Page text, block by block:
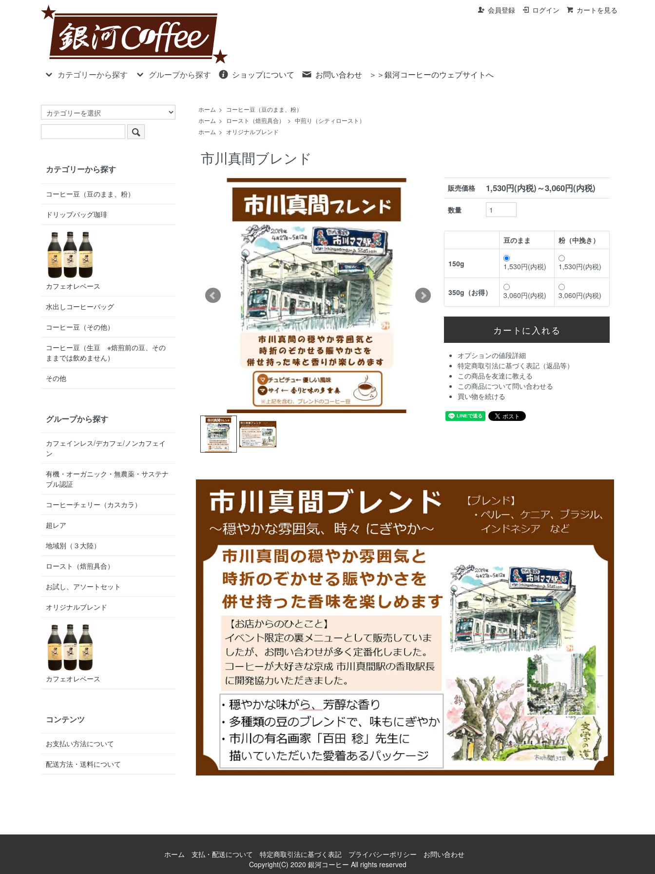
会員登録 ログイン カートを見る
カテゴリーから探す グループから探す ショップについて お問い合わせ ＞＞銀河コーヒーのウェブサイトへ
ホーム >
コーヒー豆（豆のまま、粉）
ホーム > ロースト（焙煎具合） > 中煎り（シティロースト）
ホーム > オリジナルブレンド
市川真間ブレンド
販売価格 1,530円(内税)～3,060円(内税)
数量
豆のまま 粉（中挽き）
150g 1,530円(内税) 1,530円(内税)
350g（お得） 3,060円(内税) 3,060円(内税)
オプションの値段詳細
特定商取引法に基づく表記（返品等）
この商品を友達に教える
この商品について問い合わせる
買い物を続ける
カテゴリーから探す
コーヒー豆（豆のまま、粉）
ドリップバッグ珈琲
カフェオレベース
水出しコーヒーバッグ
コーヒー豆（その他）
コーヒー豆（生豆 ※焙煎前の豆、その
ままでは飲めません）
その他
グループから探す
カフェインレス/デカフェ/ノンカフェイ
ン
有機・オーガニック・無農薬・サステナ
ブル認証
コーヒーチェリー（カスカラ）
超レア
地域別（３大陸）
ロースト（焙煎具合）
お試し、アソートセット
オリジナルブレンド
カフェオレベース
コンテンツ
お支払い方法について
配送方法・送料について
ホーム 支払・配送について 特定商取引法に基づく表記 プライバシーポリシー
お問い合わせ
Copyright(C) 2020 銀河コーヒー All rights reserved